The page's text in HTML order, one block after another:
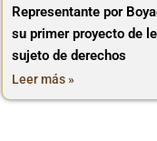
Representante por
su primer proyecto de
sujeto de derechos
Leer más »